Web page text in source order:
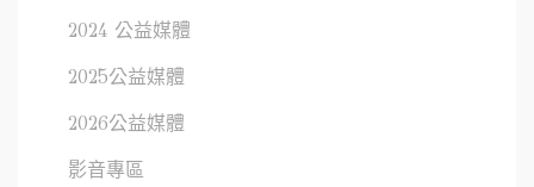
2024 公益媒體
2025公益媒體
2026公益媒體
影音專區